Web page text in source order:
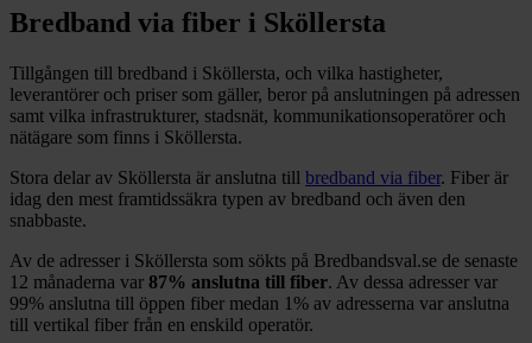
Bredband via fiber i Sköllersta
Tillgången till bredband i Sköllersta, och vilka hastigheter,
leverantörer och priser som gäller, beror på anslutningen på adressen
samt vilka infrastrukturer, stadsnät, kommunikationsoperatörer och
nätägare som finns i Sköllersta.
Stora delar av Sköllersta är anslutna till bredband via fiber. Fiber är
idag den mest framtidssäkra typen av bredband och även den
snabbaste.
Av de adresser i Sköllersta som sökts på Bredbandsval.se de senaste
12 månaderna var 87% anslutna till fiber. Av dessa adresser var
99% anslutna till öppen fiber medan 1% av adresserna var anslutna
till vertikal fiber från en enskild operatör.